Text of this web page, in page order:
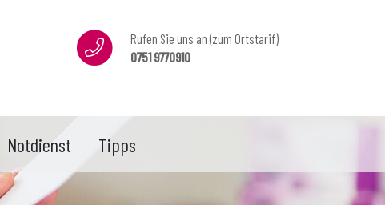
Rufen Sie uns an (zum Ortstarif)
0751 9770910
Notdienst Tipps